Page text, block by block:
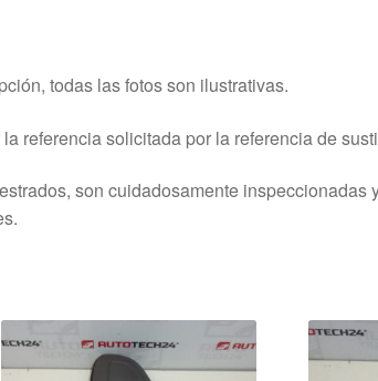
todas las fotos son ilustrativas.
referencia solicitada por la referencia de
son cuidadosamente inspeccionadas